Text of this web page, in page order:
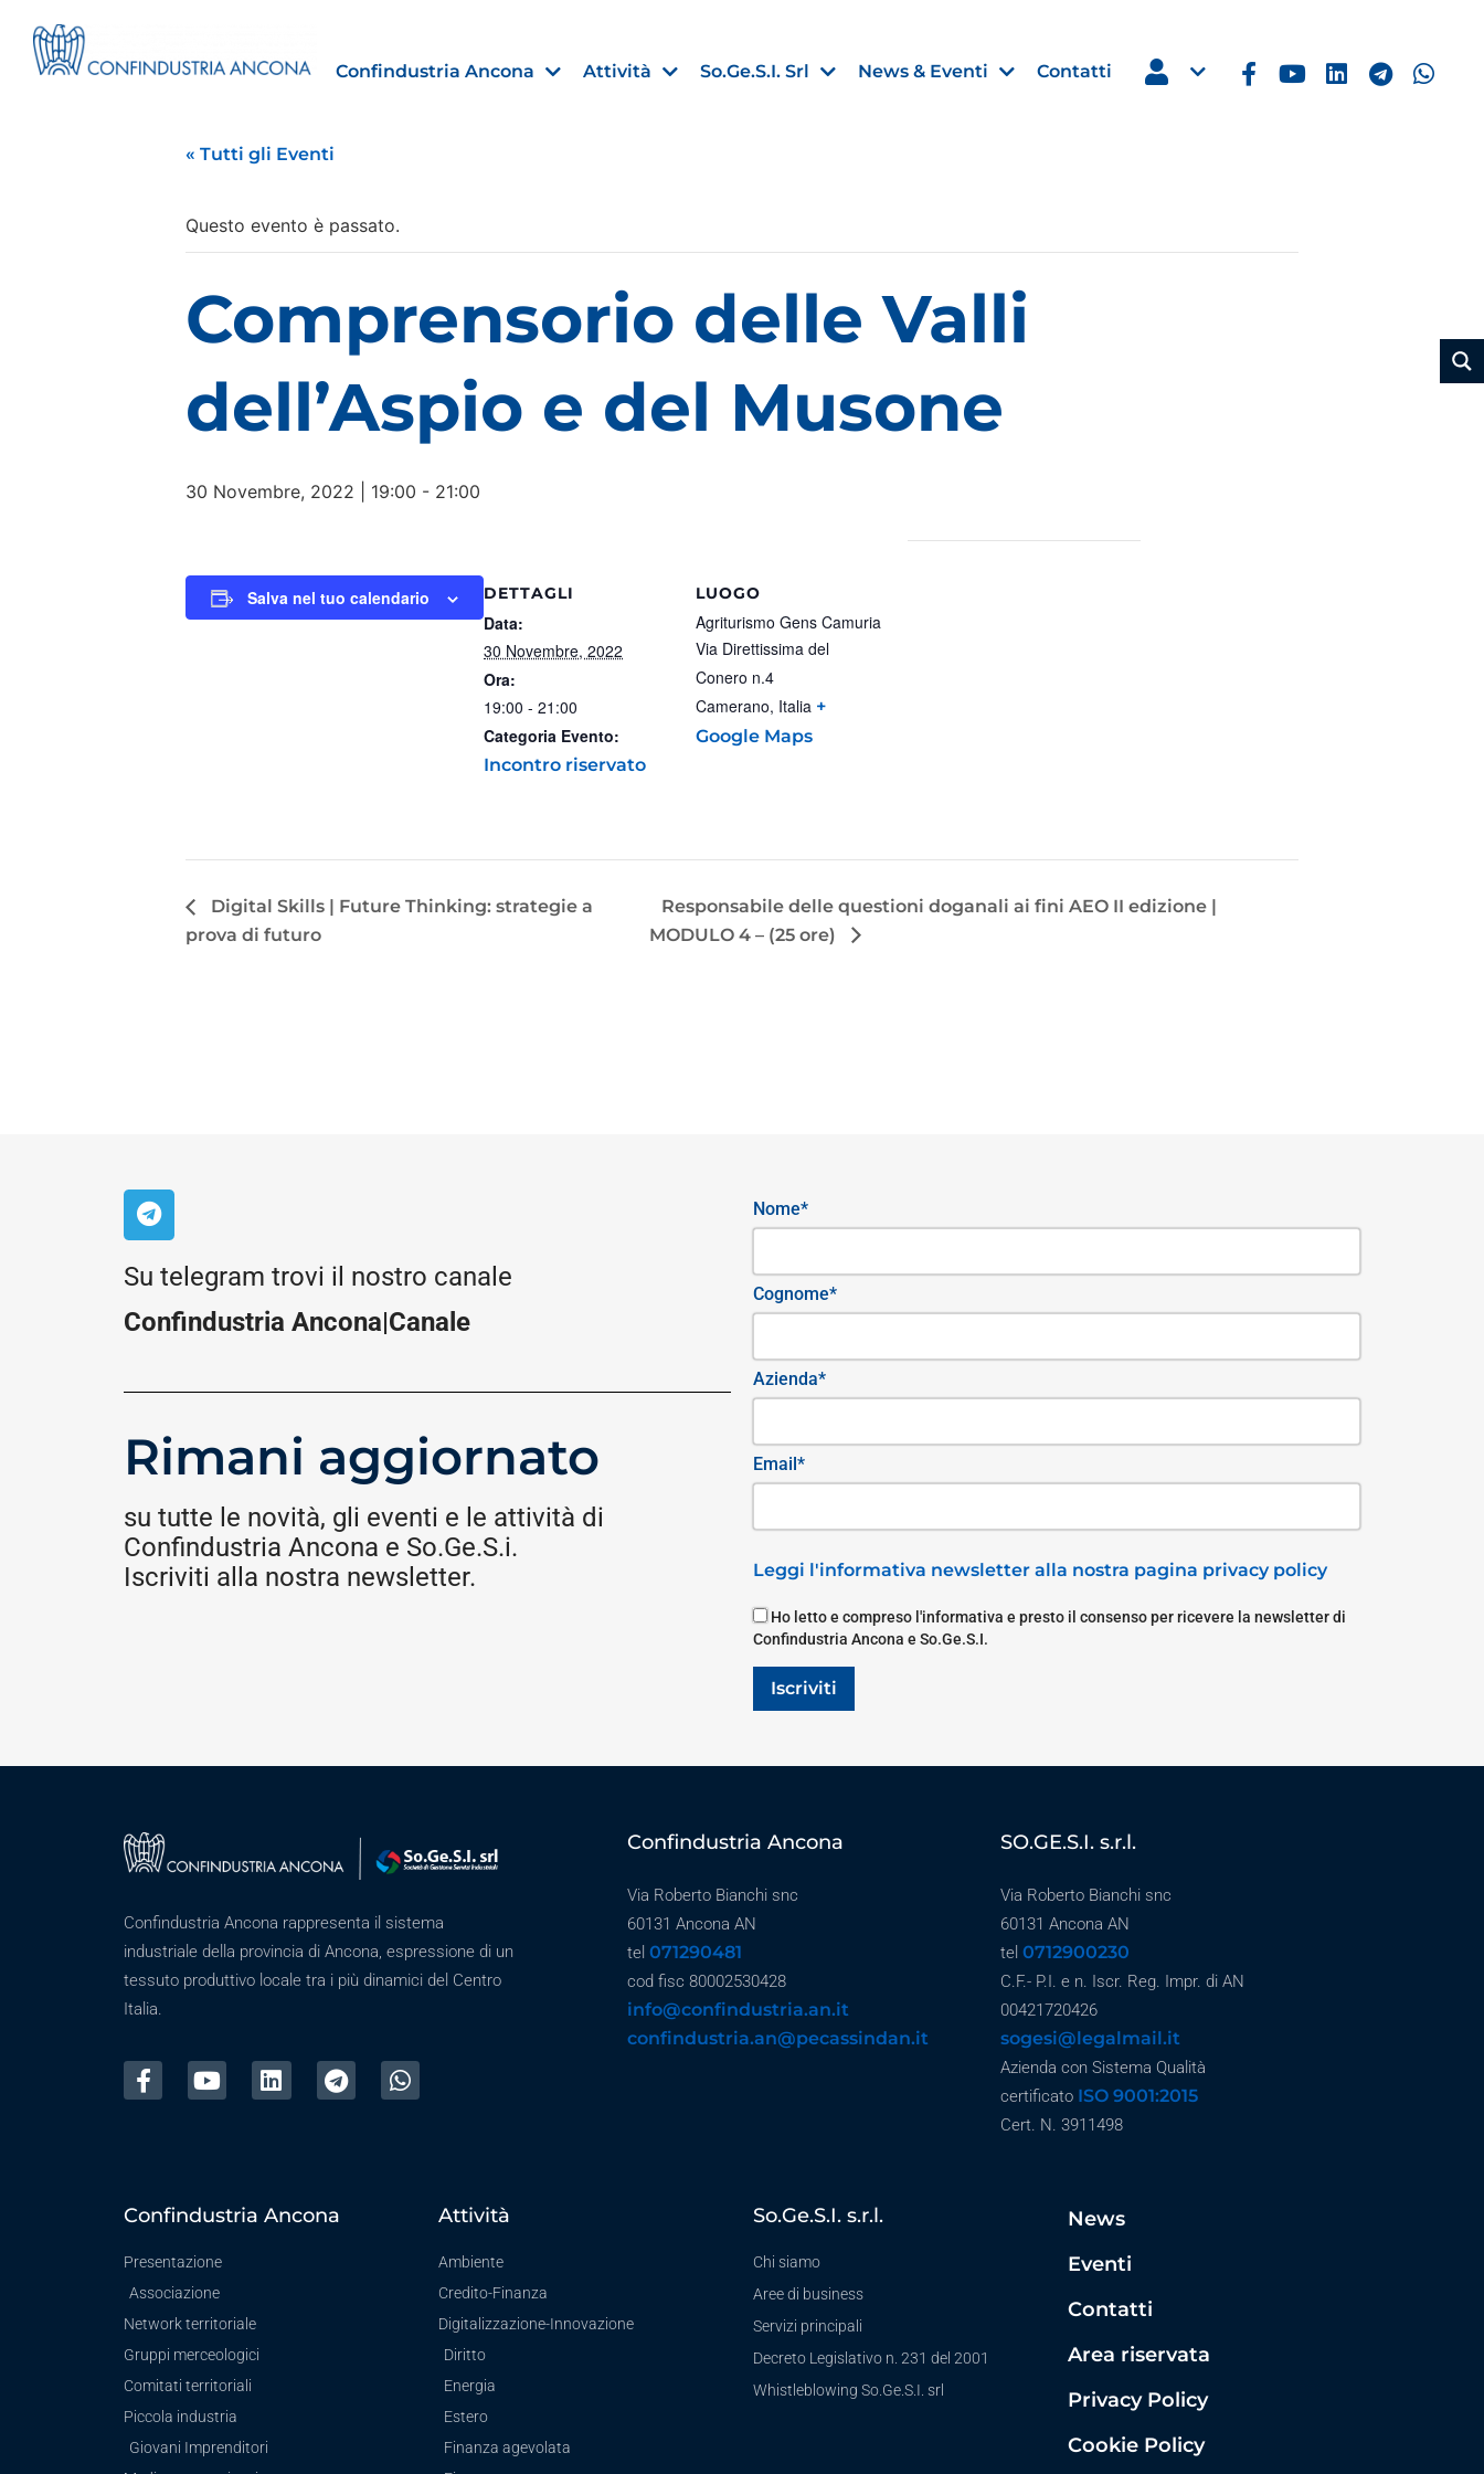
Confindustria Ancona Attività So.Ge.S.I. Srl News & Eventi
Estero
Importazioni dagli Stati Uniti nell’UE:
novità sulle prove di origine non
30 Luglio 2026
Finanza agevolata
“PMI, Industria e Incentivi alle Imprese
”
Leggi →
Estero
Contatti
« Tutti gli Eventi
Questo evento è passato.
Comprensorio delle Valli
dell’Aspio e del Musone
30 Novembre, 2022 | 19:00 - 21:00
Salva nel tuo calendario DETTAGLI
Data:
30 Novembre, 2022
Ora:
19:00 - 21:00
Categoria Evento:
Incontro riservato
LUOGO
Agriturismo Gens Camuria
Via Direttissima del
Conero n.4
Camerano, Italia +
Google Maps
Digital Skills | Future Thinking: strategie a
prova di futuro
Responsabile delle questioni doganali ai fini AEO II edizione |
MODULO 4 – (25 ore)
Su telegram trovi il nostro canale
Confindustria Ancona|Canale
Rimani aggiornato
su tutte le novità, gli eventi e le attività di
Confindustria Ancona e So.Ge.S.i.
Iscriviti alla nostra newsletter.
Nome*
Cognome*
Azienda*
Email*
Leggi l'informativa newsletter alla nostra pagina privacy policy
Ho letto e compreso l'informativa e presto il consenso per ricevere la newsletter di
Confindustria Ancona e So.Ge.S.I.
Iscriviti
Confindustria Ancona rappresenta il sistema
industriale della provincia di Ancona, espressione di un
tessuto produttivo locale tra i più dinamici del Centro
Italia.
Confindustria Ancona
Via Roberto Bianchi snc
60131 Ancona AN
tel 071290481
cod fisc 80002530428
info@confindustria.an.it
confindustria.an@pecassindan.it
SO.GE.S.I. s.r.l.
Via Roberto Bianchi snc
60131 Ancona AN
tel 0712900230
C.F.- P.I. e n. Iscr. Reg. Impr. di AN
00421720426
sogesi@legalmail.it
Azienda con Sistema Qualità
certificato ISO 9001:2015
Cert. N. 3911498
Confindustria Ancona
Presentazione
Associazione
Network territoriale
Gruppi merceologici
Comitati territoriali
Piccola industria
Giovani Imprenditori
Attività
Ambiente
Credito-Finanza
Digitalizzazione-Innovazione
Diritto
Energia
Estero
Finanza agevolata
So.Ge.S.I. s.r.l.
Chi siamo
Aree di business
Servizi principali
Decreto Legislativo n. 231 del 2001
Whistleblowing So.Ge.S.I. srl
News
Eventi
Contatti
Area riservata
Privacy Policy
Cookie Policy